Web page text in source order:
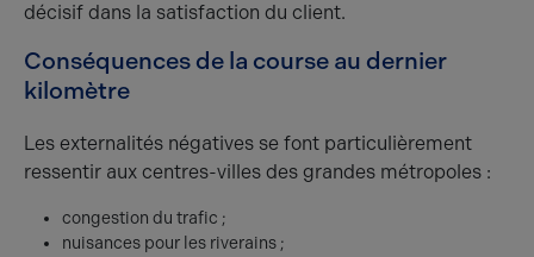
décisif dans la satisfaction du client.
Conséquences de la course au dernier
kilomètre
Les externalités négatives se font particulièrement
ressentir aux centres-villes des grandes métropoles :
congestion du trafic ;
nuisances pour les riverains ;